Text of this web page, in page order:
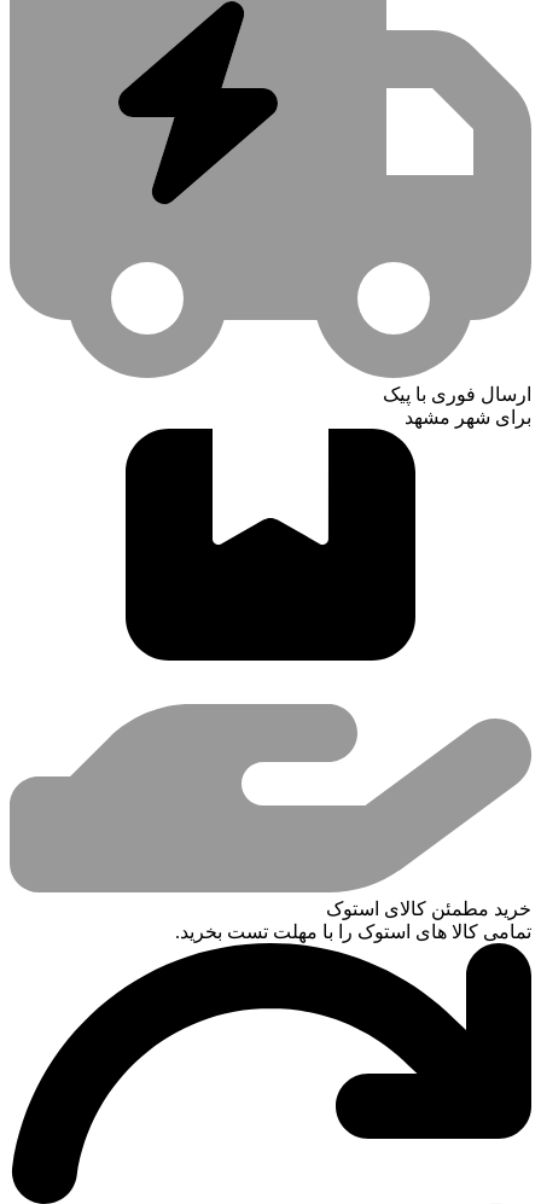
ارسال فوری با پیک
برای شهر مشهد
خرید مطمئن کالای استوک
تمامی کالا های استوک را با مهلت تست بخرید.